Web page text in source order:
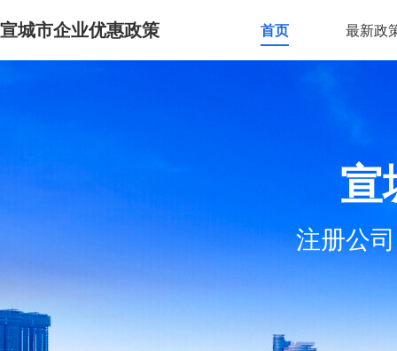
宣城市企业优惠政策 首页 最新政
宣
注册公